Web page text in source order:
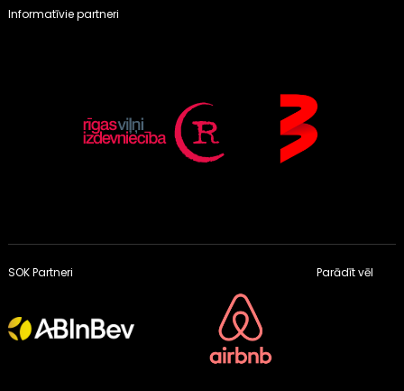
Informatīvie partneri
SOK Partneri Parādīt vēl